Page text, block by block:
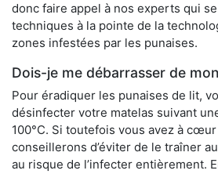
donc faire appel à nos experts qui
techniques à la pointe de la
zones infestées par les punaises.
Dois-je me débarrasser de
Pour éradiquer les punaises de lit,
désinfecter votre matelas suivant
100°C. Si toutefois vous avez à
conseillerons d’éviter de le traîner
au risque de l’infecter entièrement.